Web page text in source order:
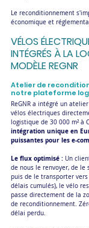
Le reconditionnement
économique et
VÉLOS
INTÉGRÉS À LA
MODÈLE REGNR
Atelier de
notre plateforme
ReGNR a intégré un
vélos électriques
logistique de 30 000 m² à
intégration unique en
puissantes pour les e-
Le flux optimisé : Un
de nous le renvoyer, de
puis de le transporter
délais cumulés), le vélo
passe directement de la
de reconditionnement.
délai perdu.